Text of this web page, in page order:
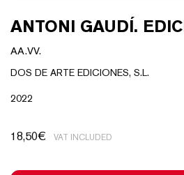
ANTONI GAUDÍ.
AA.VV.
DOS DE ARTE EDICIONES, S.L.
2022
18,50€ VAT INCLUDED